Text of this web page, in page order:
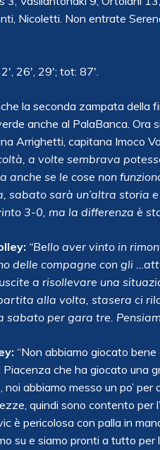
Nicoletti. Non entrate
26′, 29′; tot: 87′.
la seconda zampata della
anche al PalaBanca. Ora
Arrighetti, capitana Imoco
a volte sembrava
se le cose non
sabato sarà un’altra storia
3-0, ma la differenza è
“Bello aver vinto in
delle compagne con gli
a risollevare una
alla volta, stasera ci
sabato per gara tre.
“Non abbiamo giocato
che ha giocato una
abbiamo messo un po’
quindi sono contento per
è pericolosa con palla in
su e siamo pronti a tutto